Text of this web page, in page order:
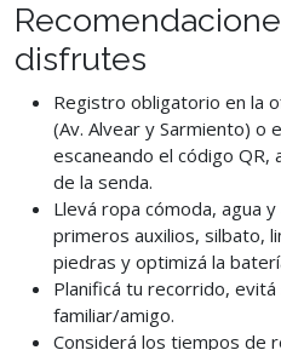
disfrutes
Registro obligatorio en la
(Av. Alvear y Sarmiento) o
escaneando el código QR,
de la senda.
Llevá ropa cómoda, agua
primeros auxilios, silbato,
piedras y optimizá la
Planificá tu recorrido,
familiar/amigo.
Considerá los tiempos de